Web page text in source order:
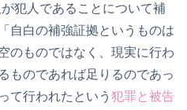
犯人であることについて補
自白の補強証拠というものは
のものではなく、現実に行わ
ものであれば足りるのであっ
て行われたという 犯罪と被告